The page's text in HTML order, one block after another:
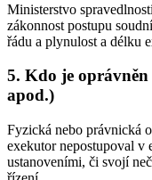
Ministerstvo
zákonnost postupu
řádu a plynulost a délku
5. Kdo je oprávněn
apod.)
Fyzická nebo právnická
exekutor nepostupoval v
ustanoveními, či svojí